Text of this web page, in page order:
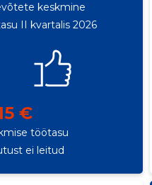
keskmine
II kvartalis 2026
€
töötasu
ei leitud